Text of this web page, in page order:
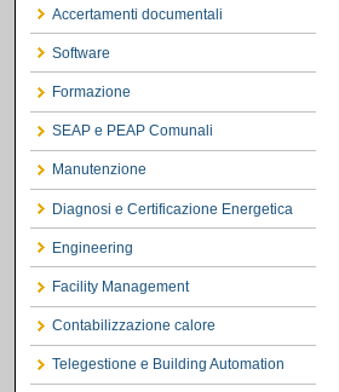
Accertamenti documentali
Software
Formazione
SEAP e PEAP Comunali
Manutenzione
Diagnosi e Certificazione Energetica
Engineering
Facility Management
Contabilizzazione calore
Telegestione e Building Automation